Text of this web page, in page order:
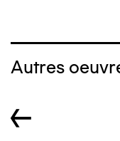
Autres
←